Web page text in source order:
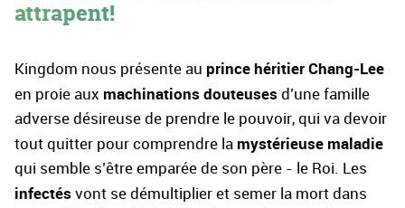
attrapent!
Kingdom nous présente au prince héritier Chang-Lee
en proie aux machinations douteuses d’une famille
adverse désireuse de prendre le pouvoir, qui va devoir
tout quitter pour comprendre la mystérieuse maladie
qui semble s’être emparée de son père - le Roi. Les
infectés vont se démultiplier et semer la mort dans